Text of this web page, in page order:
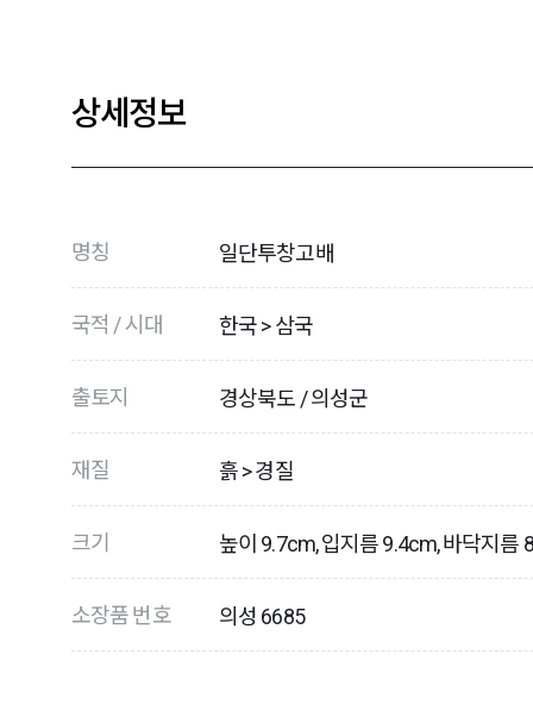
상세정보
명칭 일단투창고배
국적 / 시대 한국 > 삼국
출토지 경상북도 / 의성군
재질 흙 > 경질
크기 높이 9.7cm, 입지름 9.4cm, 바닥지름
소장품 번호 의성 6685